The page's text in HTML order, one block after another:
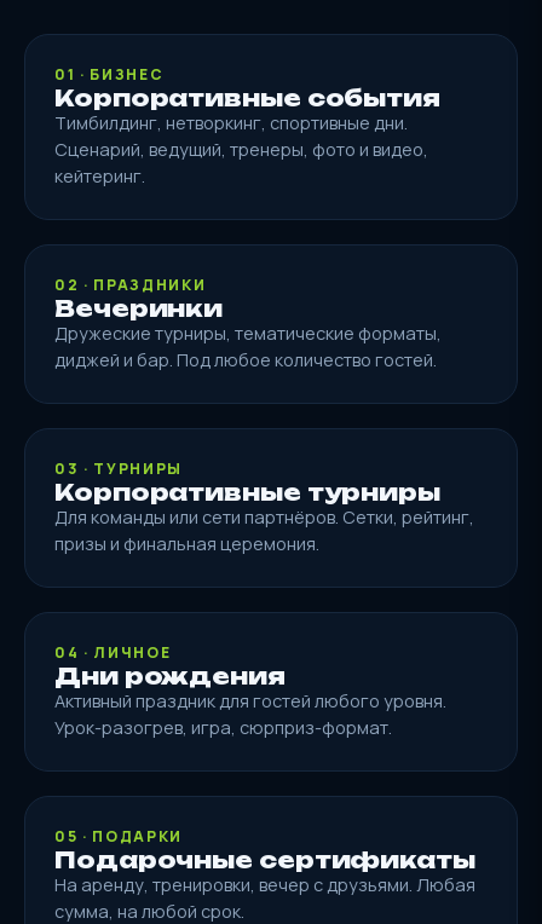
01 · БИЗНЕС
Корпоративные события
Тимбилдинг, нетворкинг, спортивные дни.
Сценарий, ведущий, тренеры, фото и видео,
кейтеринг.
02 · ПРАЗДНИКИ
Вечеринки
Дружеские турниры, тематические форматы,
диджей и бар. Под любое количество гостей.
03 · ТУРНИРЫ
Корпоративные турниры
Для команды или сети партнёров. Сетки, рейтинг,
призы и финальная церемония.
04 · ЛИЧНОЕ
Дни рождения
Активный праздник для гостей любого уровня.
Урок-разогрев, игра, сюрприз-формат.
05 · ПОДАРКИ
Подарочные сертификаты
На аренду, тренировки, вечер с друзьями. Любая
сумма, на любой срок.